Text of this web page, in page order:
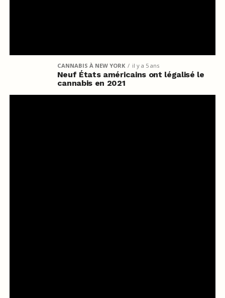
CANNABIS À NEW YORK il y a 5 ans
Neuf États américains ont légalisé le
cannabis en 2021